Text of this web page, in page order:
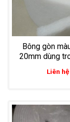
Bông gòn
20mm dùng
trình chắn đầu
lọc nước cho
Liên hệ